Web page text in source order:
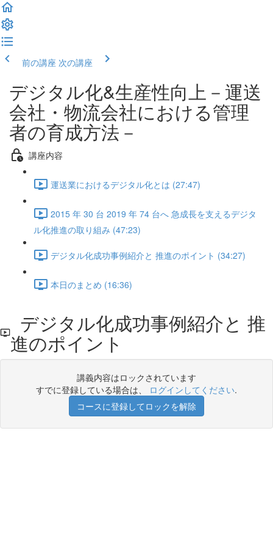
前の講座 次の講座
デジタル化&生産性向上－運送
会社・物流会社における管理
者の育成方法－
講座内容
運送業におけるデジタル化とは (27:47)
2015 年 30 台 2019 年 74 台へ 急成長を支えるデジタ
ル化推進の取り組み (47:23)
デジタル化成功事例紹介と 推進のポイント (34:27)
本日のまとめ (16:36)
デジタル化成功事例紹介と 推
進のポイント
講義内容はロックされています
すでに登録している場合は、 ログインしてください.
コースに登録してロックを解除